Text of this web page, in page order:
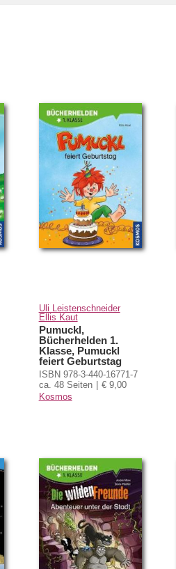
Uli Leistenschneider
Ellis Kaut
Pumuckl,
Bücherhelden 1.
Klasse, Pumuckl
feiert Geburtstag
ISBN 978-3-440-16771-7
ca. 48 Seiten
€ 9,00
Kosmos